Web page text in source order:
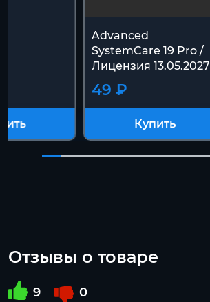
Advanced
SystemCare 19 Pro /
Лицензия 13.05.2027
49 ₽
Купить
Отзывы о товаре
9 0